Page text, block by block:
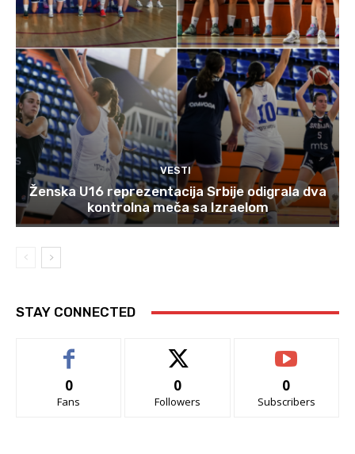
VESTI
Ženska U16 reprezentacija Srbije odigrala dva
kontrolna meča sa Izraelom
STAY CONNECTED
0
Fans
0
Followers
0
Subscribers